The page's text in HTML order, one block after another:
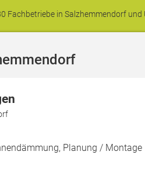
Fachbetriebe in Salzhemmendorf und
Planung / Montage